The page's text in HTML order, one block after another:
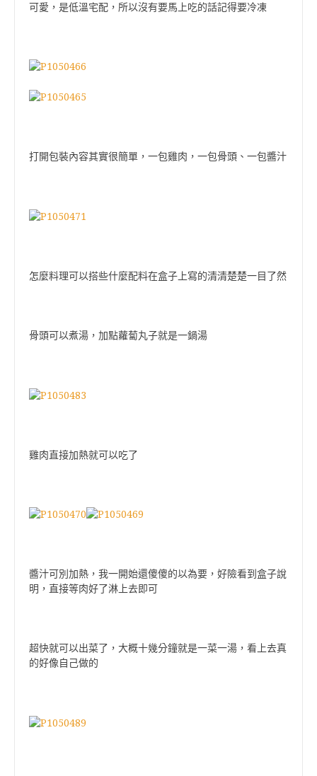
可愛，是低溫宅配，所以沒有要馬上吃的話記得要冷凍
打開包裝內容其實很簡單，一包雞肉，一包骨頭、一包醬汁
怎麼料理可以搭些什麼配料在盒子上寫的清清楚楚一目了然
骨頭可以煮湯，加點蘿蔔丸子就是一鍋湯
雞肉直接加熱就可以吃了
醬汁可別加熱，我一開始還傻傻的以為要，好險看到盒子說
明，直接等肉好了淋上去即可
超快就可以出菜了，大概十幾分鐘就是一菜一湯，看上去真
的好像自己做的